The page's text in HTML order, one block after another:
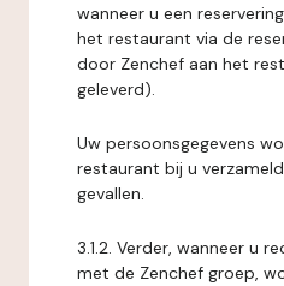
wanneer u een
het restaurant via de
door Zenchef aan het
geleverd).
Uw persoonsgegevens
restaurant bij u
gevallen.
3.1.2. Verder, wanneer u
met de Zenchef groep,